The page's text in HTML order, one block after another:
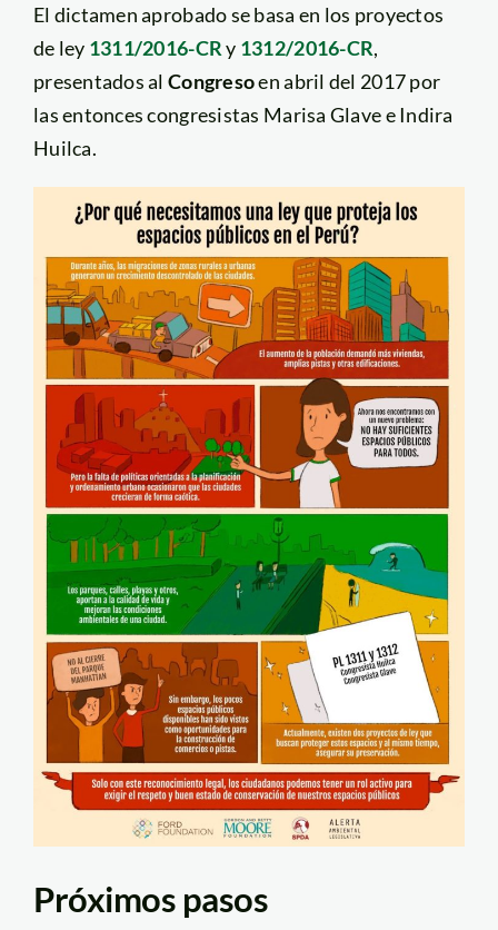
El dictamen aprobado se basa en los proyectos
de ley 1311/2016-CRy 1312/2016-CR,
presentados alCongresoen abril del 2017 por
las entonces congresistas Marisa Glave e Indira
Huilca.
Próximos pasos